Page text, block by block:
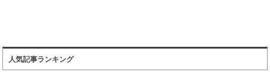
人気記事ランキング